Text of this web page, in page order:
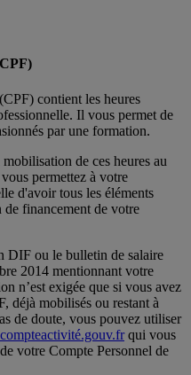
contient les heures
Il vous permet de
par une formation.
de ces heures au
permettez à votre
d'avoir tous les éléments
de financement de votre
DIF ou le bulletin de salaire
2014 mentionnant votre
n’est exigée que si vous avez
déjà mobilisés ou restant à
de doute, vous pouvez utiliser
qui vous
votre Compte Personnel de